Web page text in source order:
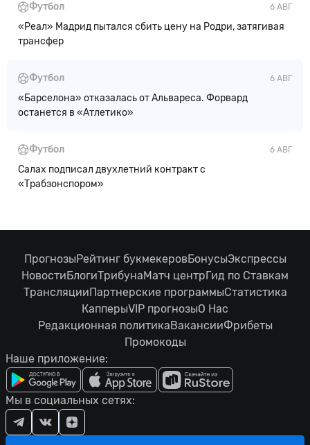
6 АВГ
Футбол
«Реал» Мадрид пытался сбить цену на Родри, затягивая
трансфер
6 АВГ
Футбол
«Барселона» отказалась от Альвареса. Форвард
останется в «Атлетико»
6 АВГ
Футбол
Салах подписал двухлетний контракт с
«Трабзонспором»
ПрогнозыРейтинг букмекеровБонусыЭкспрессы
НовостиБлогиТрибунаМатч центрГид по Ставкам
ТрансляцииПартнерские программыСтатистика
КапперыVIP прогнозыО Нас
Редакционная политикаВакансииФрибеты
Промокоды
Наше приложение:
Мы в социальных сетях: